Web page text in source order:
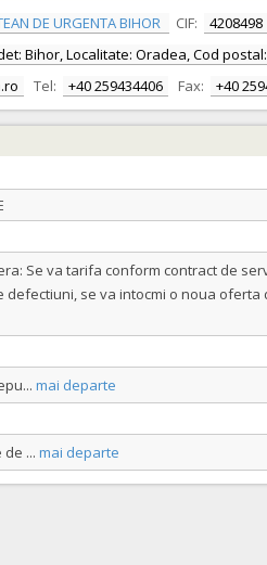
DE URGENTA BIHOR CIF:
4208498
Bihor, Localitate: Oradea, Cod
Tel: +40 259434406 Fax: +40
Se va tarifa conform contract de
se va intocmi o noua oferta
... mai departe
de ... mai departe